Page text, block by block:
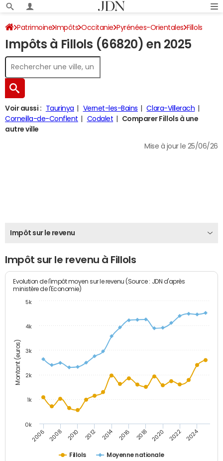
Patrimoine Impôts Occitanie Pyrénées-Orientales Fillols
Impôt sur le revenu
Impôts à Fillols (66820) en 2025
Voir aussi : Taurinya Vernet-les-Bains
Clara-Villerach
Corneilla-de-Conflent
Codalet
Comparer Fillols à une
autre ville
Mise à jour le 25/06/26
Impôt sur le revenu
Impôt sur le revenu à Fillols
Montant (euros)
Evolution de l'impôt moyen sur le revenu (Source : JDN d'après
ministère de l'Economie)
Fillols Moyenne nationale
2006 2008 2010 2012 2014 2016 2018 2020 2022 2024
0k
1k
2k
3k
4k
5k